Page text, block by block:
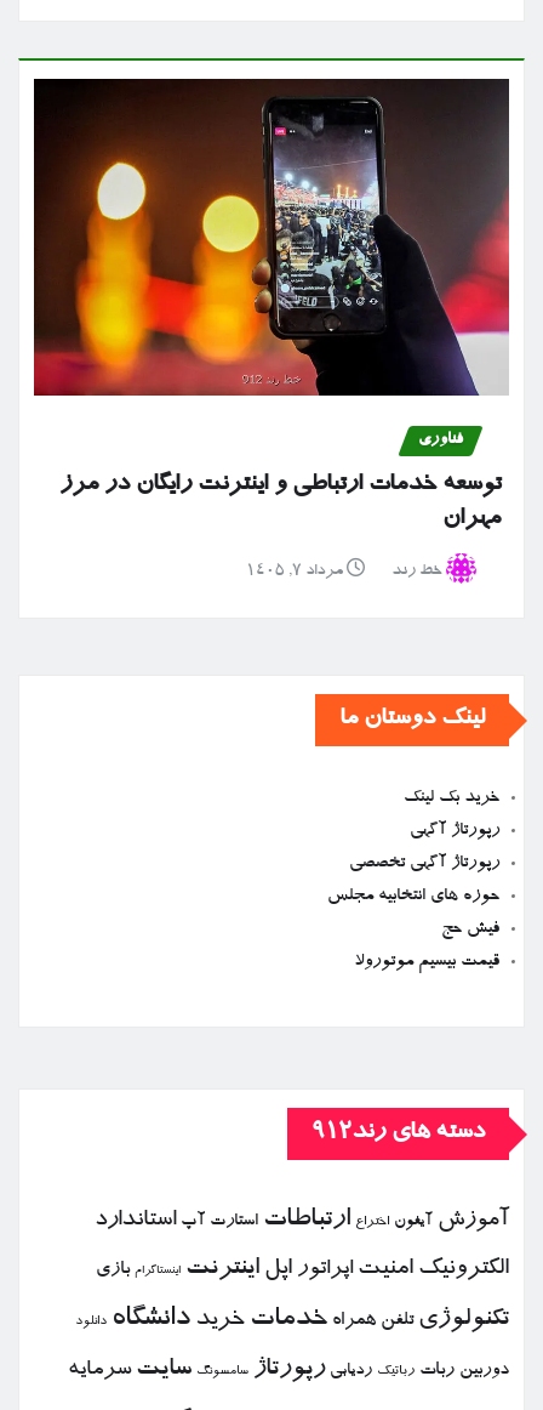
فناوری
توسعه خدمات ارتباطی و اینترنت رایگان در مرز
مهران
خط رند مرداد ۷, ۱۴۰۵
لینک دوستان ما
خرید بک لینک
رپورتاژ آگهی
رپورتاژ آگهی تخصصی
حوزه های انتخابیه مجلس
فیش حج
قیمت بیسیم موتورولا
دسته های رند912
آموزش آیفون اختراع ارتباطات استارت آپ استاندارد
الكترونیك امنیت اپراتور اپل اینترنت اینستاگرام بازی
تكنولوژی تلفن همراه خدمات خرید دانشگاه دانلود
دوربین ربات رباتیك ردیابی رپورتاژ سامسونگ سایت سرمایه